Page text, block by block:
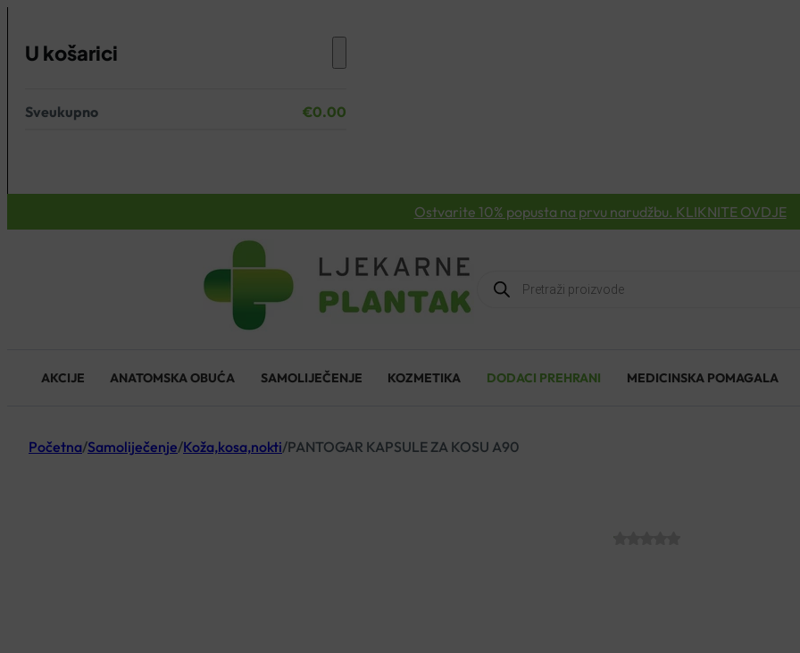
U košarici
Nema proizvoda u košarici.
Sveukupno €0.00
Ostvarite 10% popusta na prvu narudžbu. KLIKNITE OVDJE
Products
search
AKCIJE ANATOMSKA OBUĆA SAMOLIJEČENJE KOZMETIKA DODACI PREHRANI MEDICINSKA POMAGALA
Početna/Samoliječenje/Koža,kosa,nokti/PANTOGAR KAPSULE ZA KOSU A90
PANTOGAR